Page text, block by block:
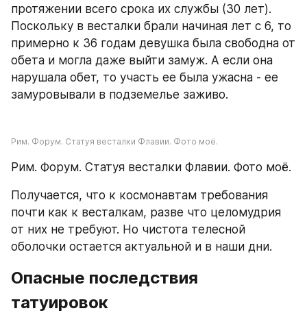
протяжении всего срока их службы (30 лет).
Поскольку в весталки брали начиная лет с 6, то
примерно к 36 годам девушка была свободна от
обета и могла даже выйти замуж. А если она
нарушала обет, то участь ее была ужасна - ее
замуровывали в подземелье заживо.
Рим. Форум. Статуя весталки Флавии. Фото моё.
Рим. Форум. Статуя весталки Флавии. Фото моё.
Получается, что к космонавтам требования
почти как к весталкам, разве что целомудрия
от них не требуют. Но чистота телесной
оболочки остается актуальной и в наши дни.
Опасные последствия
татуировок